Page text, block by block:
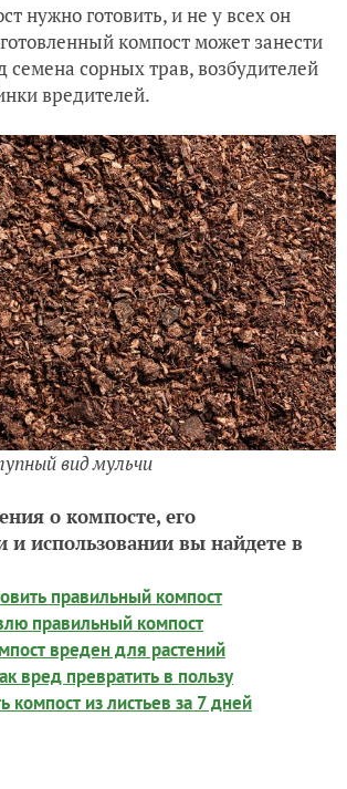
нужно готовить, и не у всех он
компост может занести
семена сорных трав, возбудителей
вредителей.
вид мульчи
о компосте, его
и использовании вы найдете в
правильный компост
правильный компост
вреден для растений
вред превратить в пользу
компост из листьев за 7 дней